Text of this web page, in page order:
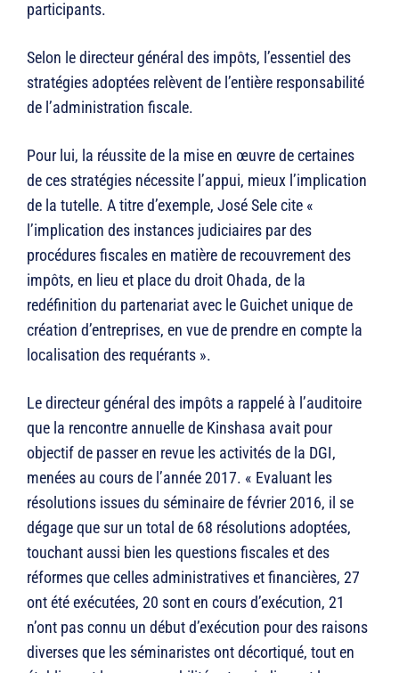
participants.
Selon le directeur général des impôts, l’essentiel des
stratégies adoptées relèvent de l’entière responsabilité
de l’administration fiscale.
Pour lui, la réussite de la mise en œuvre de certaines
de ces stratégies nécessite l’appui, mieux l’implication
de la tutelle. A titre d’exemple, José Sele cite «
l’implication des instances judiciaires par des
procédures fiscales en matière de recouvrement des
impôts, en lieu et place du droit Ohada, de la
redéfinition du partenariat avec le Guichet unique de
création d’entreprises, en vue de prendre en compte la
localisation des requérants ».
Le directeur général des impôts a rappelé à l’auditoire
que la rencontre annuelle de Kinshasa avait pour
objectif de passer en revue les activités de la DGI,
menées au cours de l’année 2017. « Evaluant les
résolutions issues du séminaire de février 2016, il se
dégage que sur un total de 68 résolutions adoptées,
touchant aussi bien les questions fiscales et des
réformes que celles administratives et financières, 27
ont été exécutées, 20 sont en cours d’exécution, 21
n’ont pas connu un début d’exécution pour des raisons
diverses que les séminaristes ont décortiqué, tout en